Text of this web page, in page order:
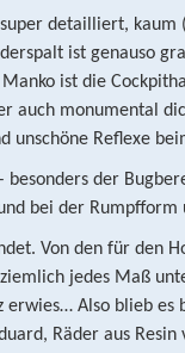
detailliert,
ist genauso
ist die
auch monumental
unschöne Reflexe
besonders der
bei der Rumpfform
Von den für den
jedes Maß
Also blieb es
Räder aus